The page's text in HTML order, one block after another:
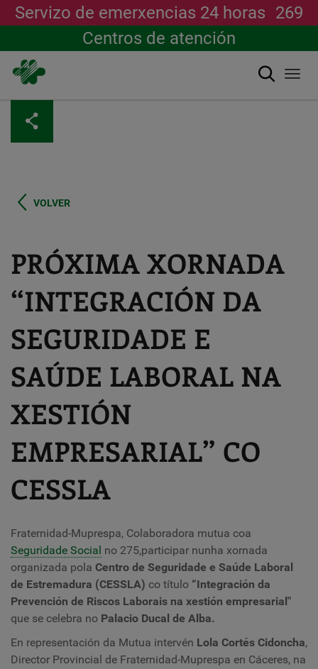
contido
principal
Servizo de emerxencias 24 horas 269
Centros de atención
Buscar
VOLVER
PRÓXIMA XORNADA
“INTEGRACIÓN DA
SEGURIDADE E
SAÚDE LABORAL NA
XESTIÓN
EMPRESARIAL” CO
CESSLA
Fraternidad-Muprespa, Colaboradora mutua coa
Seguridade Social no 275,participar nunha xornada
organizada pola Centro de Seguridade e Saúde Laboral
de Estremadura (CESSLA) co título “Integración da
Prevención de Riscos Laborais na xestión empresarial"
que se celebra no Palacio Ducal de Alba.
En representación da Mutua intervén Lola Cortés Cidoncha,
Director Provincial de Fraternidad-Muprespa en Cáceres, na